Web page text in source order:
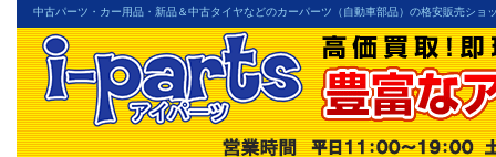
中古パーツ・カー用品・新品＆中古タイヤなどのカーパーツ（自動車部品）の格安販売ショ